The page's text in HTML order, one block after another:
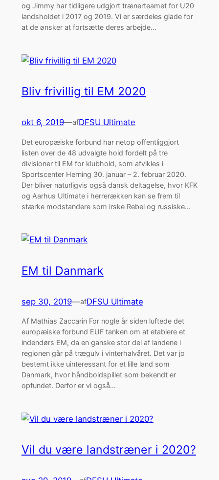
og Jimmy har tidligere udgjort trænerteamet for U20
landsholdet i 2017 og 2019. Vi er særdeles glade for
at de ønsker at fortsætte deres arbejde…
Bliv frivillig til EM 2020
okt 6, 2019—afDFSU Ultimate
Det europæiske forbund har netop offentliggjort
listen over de 48 udvalgte hold fordelt på tre
divisioner til EM for klubhold, som afvikles i
Sportscenter Herning 30. januar – 2. februar 2020.
Der bliver naturligvis også dansk deltagelse, hvor KFK
og Aarhus Ultimate i herrerækken kan se frem til
stærke modstandere som irske Rebel og russiske…
EM til Danmark
sep 30, 2019—afDFSU Ultimate
Af Mathias Zaccarin For nogle år siden luftede det
europæiske forbund EUF tanken om at etablere et
indendørs EM, da en ganske stor del af landene i
regionen går på trægulv i vinterhalvåret. Det var jo
bestemt ikke uinteressant for et lille land som
Danmark, hvor håndboldspillet som bekendt er
opfundet. Derfor er vi også…
Vil du være landstræner i 2020?